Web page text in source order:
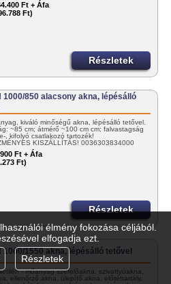
élmény fokozása céljából.
elfogadja ezt.
Részletek
Ft + Áfa
Ft)
Részletek
1000/850 alacsony akna, lépésálló
kiváló minőségű akna, lépésálló tetővel.
~85 cm; átmérő ~100 cm cm; falvastagság
, kifolyó csatlakozó tartozék!
KISZÁLLÍTÁS! 0036303834000
Ft + Áfa
Ft)
Részletek
1000/1550 akna, lépésálló tetővel
- műanyag szerelőakna, szivattyúakna,
ellenőrző akna, ülepítő akna, előtéttartály,